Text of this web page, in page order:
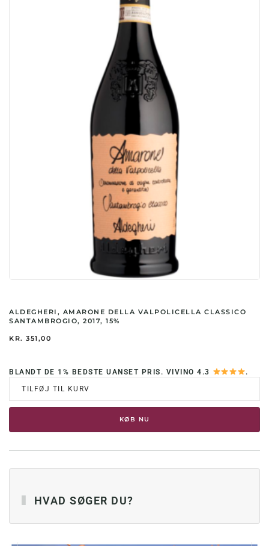
ALDEGHERI, AMARONE DELLA VALPOLICELLA CLASSICO
SANTAMBROGIO, 2017, 15%
KR. 351,00
BLANDT DE 1% BEDSTE UANSET PRIS. VIVINO 4.3
.
TILFØJ TIL KURV
KØB NU
HVAD SØGER DU?